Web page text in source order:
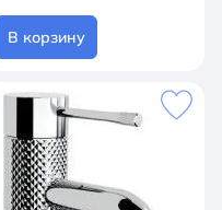
В корзину